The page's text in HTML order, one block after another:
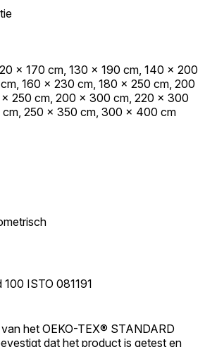
x 170 cm, 130 x 190 cm, 140 x 200
160 x 230 cm, 180 x 250 cm, 200
250 cm, 200 x 300 cm, 220 x 300
250 x 350 cm, 300 x 400 cm
ISTO 081191
het OEKO-TEX® STANDARD
dat het product is getest en